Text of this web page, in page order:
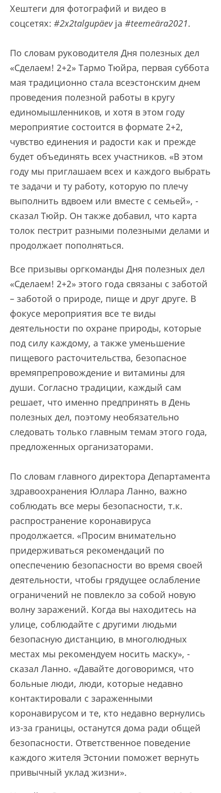
Хештеги для фотографий и видео в
соцсетях: #2x2talgupäev ja #teemeära2021.
По словам руководителя Дня полезных дел
«Сделаем! 2+2» Тармо Тюйра, первая суббота
мая традиционно стала всеэстонским днем
проведения полезной работы в кругу
единомышленников, и хотя в этом году
мероприятие состоится в формате 2+2,
чувство единения и радости как и прежде
будет объединять всех участников. «В этом
году мы приглашаем всех и каждого выбрать
те задачи и ту работу, которую по плечу
выполнить вдвоем или вместе с семьей», -
сказал Тюйр. Он также добавил, что карта
толок пестрит разными полезными делами и
продолжает пополняться.
Все призывы оргкоманды Дня полезных дел
«Сделаем! 2+2» этого года связаны с заботой
– заботой о природе, пище и друг друге. В
фокусе мероприятия все те виды
деятельности по охране природы, которые
под силу каждому, а также уменьшение
пищевого расточительства, безопасное
времяпрепровождение и витамины для
души. Согласно традиции, каждый сам
решает, что именно предпринять в День
полезных дел, поэтому необязательно
следовать только главным темам этого года,
предложенных организаторами.
По словам главного директора Департамента
здравоохранения Юллара Ланно, важно
соблюдать все меры безопасности, т.к.
распространение коронавируса
продолжается. «Просим внимательно
придерживаться рекомендаций по
опеспечению безопасности во время своей
деятельности, чтобы грядущее ослабление
ограничений не повлекло за собой новую
волну заражений. Когда вы находитесь на
улице, соблюдайте с другими людьми
безопасную дистанцию, в многолюдных
местах мы рекомендуем носить маску», -
сказал Ланно. «Давайте договоримся, что
больные люди, люди, которые недавно
контактировали с зараженными
коронавирусом и те, кто недавно вернулись
из-за границы, останутся дома ради общей
безопасности. Ответственное поведение
каждого жителя Эстонии поможет вернуть
привычный уклад жизни».